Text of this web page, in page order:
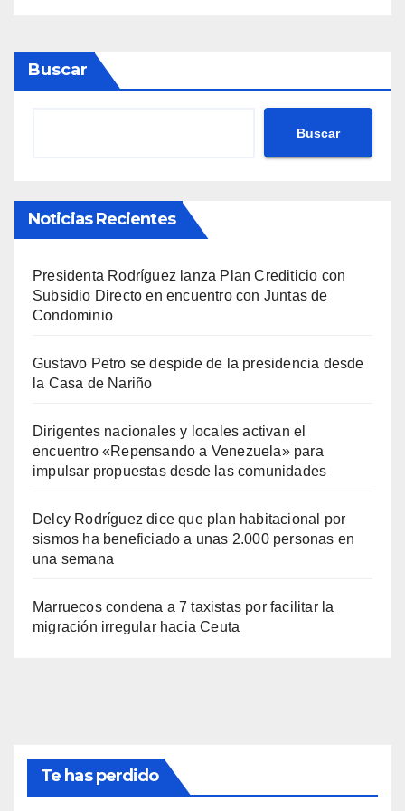
Buscar
Buscar
Noticias Recientes
Presidenta Rodríguez lanza Plan Crediticio con
Subsidio Directo en encuentro con Juntas de
Condominio
Gustavo Petro se despide de la presidencia desde
la Casa de Nariño
Dirigentes nacionales y locales activan el
encuentro «Repensando a Venezuela» para
impulsar propuestas desde las comunidades
Delcy Rodríguez dice que plan habitacional por
sismos ha beneficiado a unas 2.000 personas en
una semana
Marruecos condena a 7 taxistas por facilitar la
migración irregular hacia Ceuta
Te has perdido